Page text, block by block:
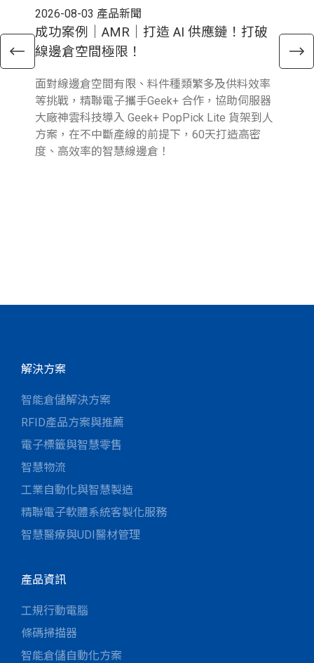
2026-08-03 產品新聞
成功案例｜AMR｜打造 AI 供應鏈！打破
線邊倉空間極限！
面對線邊倉空間有限、料件種類繁多及供料效率
等挑戰，精聯電子攜手Geek+ 合作，協助伺服器
大廠神雲科技導入 Geek+ PopPick Lite 貨架到人
方案，在不中斷產線的前提下，60天打造高密
度、高效率的智慧線邊倉！
電
倉
解決方案
智能倉儲解決方案
RFID產品方案與推薦
電子標籤與智慧零售
智慧物流
工業自動化與智慧製造
精聯電子軟體系統客製化服務
智慧醫療與UDI醫材管理
產品資訊
工規行動電腦
條碼掃描器
智能倉儲自動化方案